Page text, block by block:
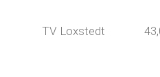
TV Loxstedt